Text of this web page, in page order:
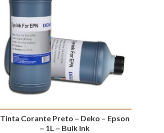
Tinta Corante Preto – Deko – Epson
– 1L – Bulk Ink